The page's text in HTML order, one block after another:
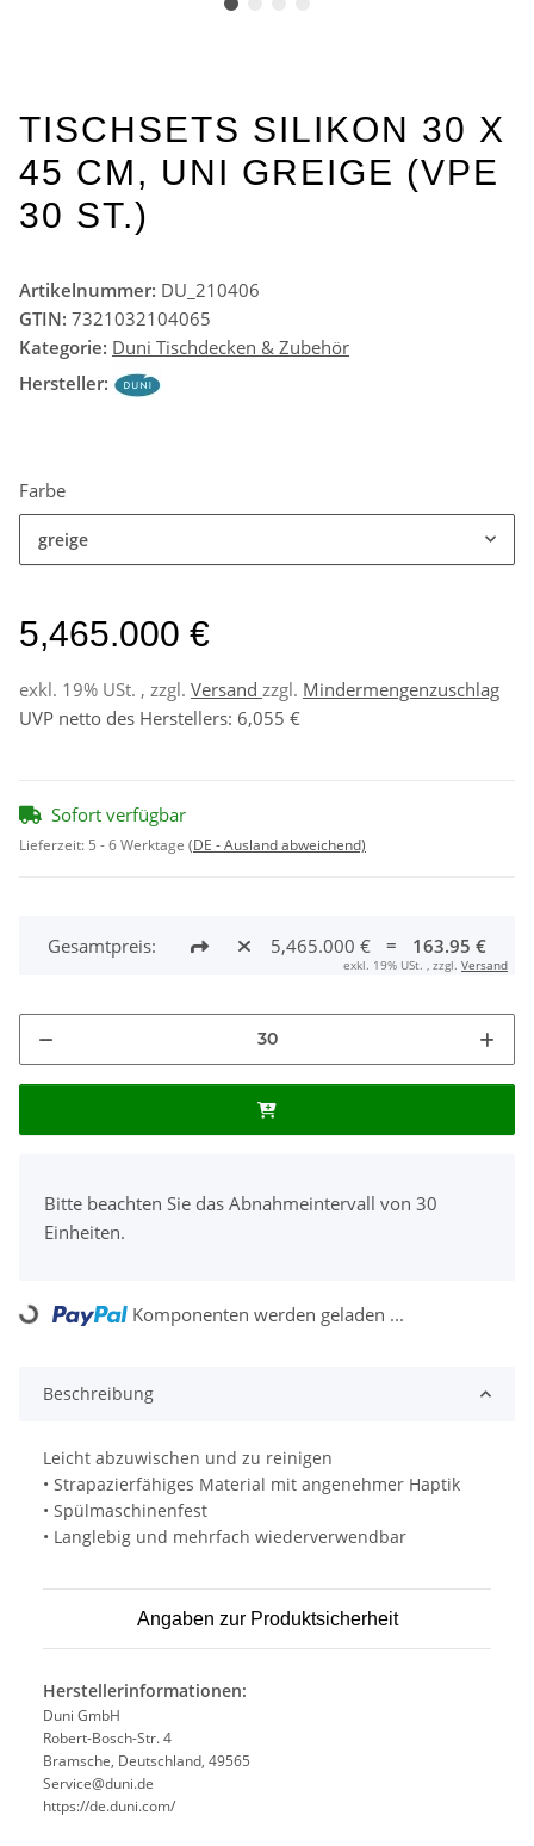
TISCHSETS SILIKON 30 X
45 CM, UNI GREIGE (VPE
30 ST.)
Artikelnummer: DU_210406
GTIN: 7321032104065
Kategorie: Duni Tischdecken & Zubehör
Hersteller:
Farbe
greige
5,465.000 €
exkl. 19% USt. , zzgl. Versand zzgl. Mindermengenzuschlag
UVP netto des Herstellers: 6,055 €
Sofort verfügbar
Lieferzeit: 5 - 6 Werktage (DE - Ausland abweichend)
Gesamtpreis: 5,465.000 € = 163.95 €
exkl. 19% USt. , zzgl. Versand
Bitte beachten Sie das Abnahmeintervall von 30
Einheiten.
Loading... Komponenten werden geladen ...
Beschreibung
Leicht abzuwischen und zu reinigen
• Strapazierfähiges Material mit angenehmer Haptik
• Spülmaschinenfest
• Langlebig und mehrfach wiederverwendbar
Angaben zur Produktsicherheit
Herstellerinformationen:
Duni GmbH
Robert-Bosch-Str. 4
Bramsche, Deutschland, 49565
Service@duni.de
https://de.duni.com/